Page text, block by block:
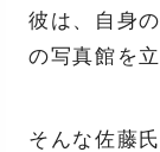
彼は、自身
の写真館を
そんな佐藤